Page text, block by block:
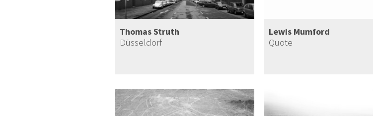
Thomas Struth
Düsseldorf
Lewis Mumford
Quote